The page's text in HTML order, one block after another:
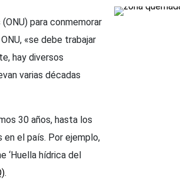
para conmemorar
«se debe trabajar
hay diversos
varias décadas
30 años, hasta los
el país. Por ejemplo,
‘Huella hídrica del
.